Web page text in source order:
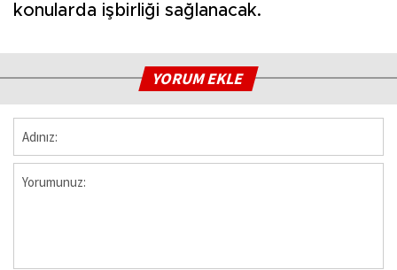
konularda işbirliği sağlanacak.
YORUM EKLE